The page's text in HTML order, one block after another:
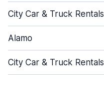
City Car & Truck Rentals
Alamo
City Car & Truck Rentals